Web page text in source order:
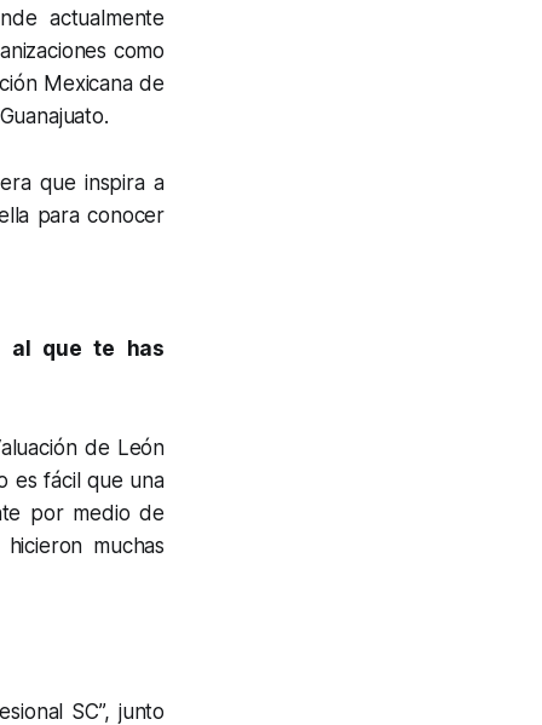
actualmente
como
Mexicana de
que inspira a
para conocer
al que te has
de León
es fácil que una
por medio de
muchas
SC”, junto